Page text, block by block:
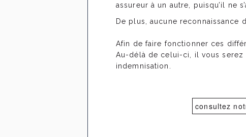
assureur à un autre, puisqu’il ne
De plus, aucune reconnaissance
Afin de faire fonctionner ces
Au-délà de celui-ci, il vous
indemnisation.
consultez